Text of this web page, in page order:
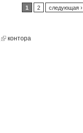
1 2 следующая ›
контора